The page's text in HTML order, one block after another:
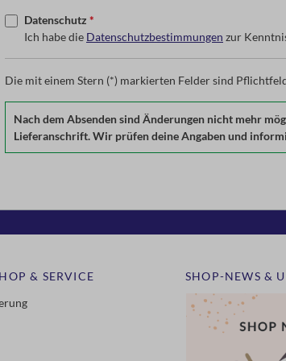
Datenschutz *
Ich habe die Datenschutzbestimmungen zur
Die mit einem Stern (*) markierten Felder sind
Nach dem Absenden sind Änderungen nicht mehr
Lieferanschrift. Wir prüfen deine Angaben und
& SERVICE
SHOP-NEWS &